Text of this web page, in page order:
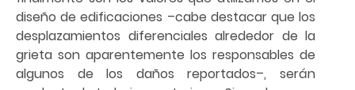
diseño de edificaciones –cabe destacar que los
desplazamientos diferenciales alrededor de la
grieta son aparentemente los responsables de
algunos de los daños reportados–, serán